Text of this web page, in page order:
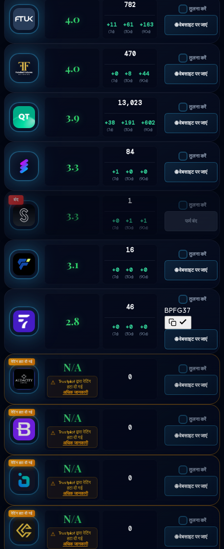
4.0
782
+11
(7d)
+61
(30d)
+163
(90d)
तुलना करें
🌐 वेबसाइट पर जाएं
4.0
470
+0
(7d)
+8
(30d)
+44
(90d)
तुलना करें
🌐 वेबसाइट पर जाएं
3.9
13,023
+38
(7d)
+191
(30d)
+602
(90d)
तुलना करें
🌐 वेबसाइट पर जाएं
3.3
84
+1
(7d)
+0
(30d)
+0
(90d)
तुलना करें
🌐 वेबसाइट पर जाएं
बंद
3.3
1
+0
(7d)
+1
(30d)
+1
(90d)
तुलना करें
फर्म बंद
3.1
16
+0
(7d)
+0
(30d)
+0
(90d)
तुलना करें
🌐 वेबसाइट पर जाएं
2.8
46
+0
(7d)
+0
(30d)
+0
(90d)
तुलना करें
BPFG37
🌐 वेबसाइट पर जाएं
रेटिंग हटा दी गई N/A
⚠
Trustpilot द्वारा रेटिंग
हटा दी गई
अधिक जानकारी
0
तुलना करें
🌐 वेबसाइट पर जाएं
रेटिंग हटा दी गई N/A
⚠
Trustpilot द्वारा रेटिंग
हटा दी गई
अधिक जानकारी
0
तुलना करें
🌐 वेबसाइट पर जाएं
रेटिंग हटा दी गई N/A
⚠
Trustpilot द्वारा रेटिंग
हटा दी गई
अधिक जानकारी
0
तुलना करें
🌐 वेबसाइट पर जाएं
रेटिंग हटा दी गई N/A
⚠
Trustpilot द्वारा रेटिंग
हटा दी गई
अधिक जानकारी
0
तुलना करें
🌐 वेबसाइट पर जाएं